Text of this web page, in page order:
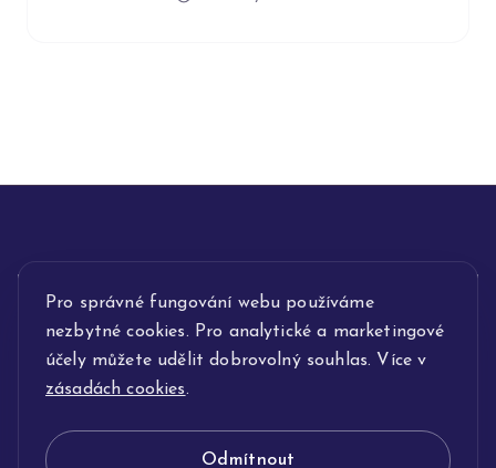
Pro správné fungování webu používáme
nezbytné cookies. Pro analytické a marketingové
účely můžete udělit dobrovolný souhlas. Více v
zásadách cookies.
Odmítnout
INFORMACE
POPIS SLUŽEB